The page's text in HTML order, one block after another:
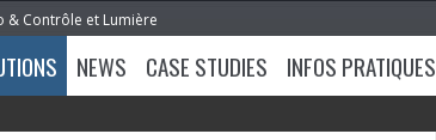
& Contrôle et Lumière
NEWS CASE STUDIES INFOS PRATIQUES